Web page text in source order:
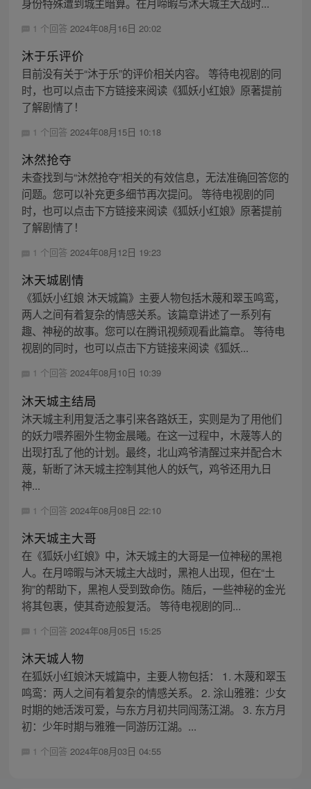
1 个回答 2024年08月16日 20:02
沐于乐评价
目前没有关于“沐于乐”的评价相关内容。 等待电视剧的同
时，也可以点击下方链接来阅读《狐妖小红娘》原著提前
了解剧情了！
1 个回答 2024年08月15日 10:18
沐然抢夺
未查找到与“沐然抢夺”相关的有效信息，无法准确回答您的
问题。您可以补充更多细节再次提问。 等待电视剧的同
时，也可以点击下方链接来阅读《狐妖小红娘》原著提前
了解剧情了！
1 个回答 2024年08月12日 19:23
沐天城剧情
《狐妖小红娘 沐天城篇》主要人物包括木蔑和翠玉鸣鸾，
两人之间有着复杂的情感关系。该篇章讲述了一系列有
趣、神秘的故事。您可以在腾讯视频观看此篇章。 等待电
视剧的同时，也可以点击下方链接来阅读《狐妖...
1 个回答 2024年08月10日 10:39
沐天城主结局
沐天城主利用复活之事引来各路妖王，实则是为了用他们
的妖力喂养圈外生物金晨曦。在这一过程中，木蔑等人的
出现打乱了他的计划。最终，北山鸡爷清醒过来并配合木
蔑，斩断了沐天城主控制其他人的妖气，鸡爷还用九日
神...
1 个回答 2024年08月08日 22:10
沐天城主大哥
在《狐妖小红娘》中，沐天城主的大哥是一位神秘的黑袍
人。在月啼暇与沐天城主大战时，黑袍人出现，但在“土
狗”的帮助下，黑袍人受到致命伤。随后，一些神秘的金光
将其包裹，使其奇迹般复活。 等待电视剧的同...
1 个回答 2024年08月05日 15:25
沐天城人物
在狐妖小红娘沐天城篇中，主要人物包括： 1. 木蔑和翠玉
鸣鸾：两人之间有着复杂的情感关系。 2. 涂山雅雅：少女
时期的她活泼可爱，与东方月初共同闯荡江湖。 3. 东方月
初：少年时期与雅雅一同游历江湖。...
1 个回答 2024年08月03日 04:55